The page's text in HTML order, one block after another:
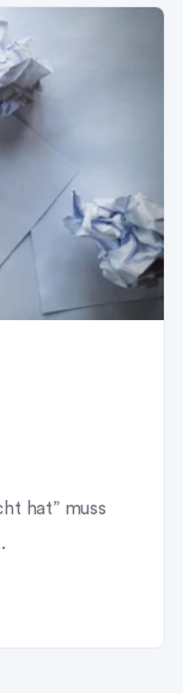
hat” muss